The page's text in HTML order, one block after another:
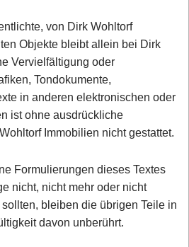
von Dirk Wohltorf
Objekte bleibt allein bei Dirk
Vervielfältigung oder
Tondokumente,
in anderen elektronischen oder
ist ohne ausdrückliche
Immobilien nicht gestattet.
Formulierungen dieses Textes
nicht, nicht mehr oder nicht
bleiben die übrigen Teile in
davon unberührt.